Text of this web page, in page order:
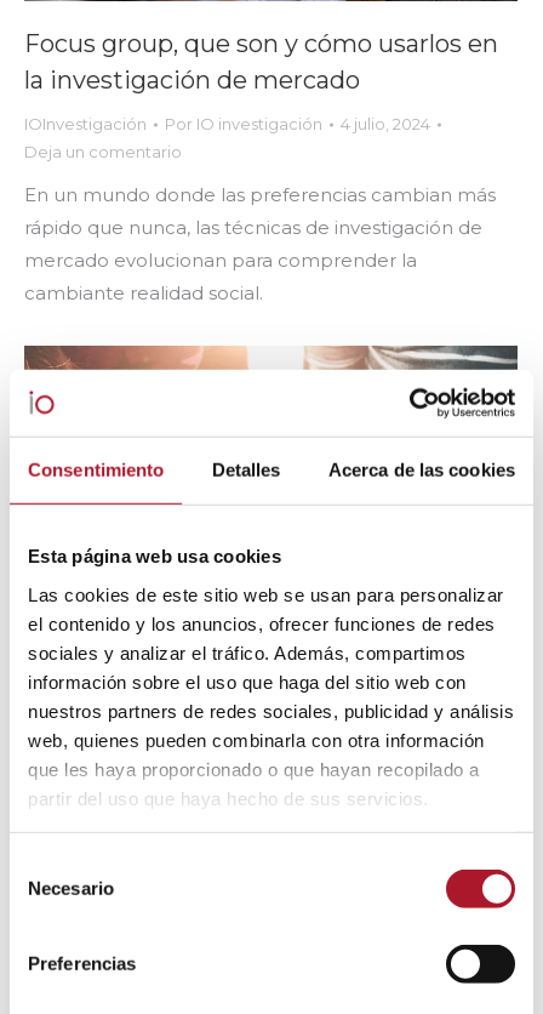
Consentimiento Detalles Acerca de las cookies
Esta página web usa cookies
Las cookies de este sitio web se usan para personalizar
el contenido y los anuncios, ofrecer funciones de redes
sociales y analizar el tráfico. Además, compartimos
información sobre el uso que haga del sitio web con
nuestros partners de redes sociales, publicidad y análisis
web, quienes pueden combinarla con otra información
que les haya proporcionado o que hayan recopilado a
partir del uso que haya hecho de sus servicios.
Necesario
Preferencias
Focus group, que son y cómo usarlos en
la investigación de mercado
IOInvestigación Por IO investigación
4 julio, 2024
Deja un comentario
En un mundo donde las preferencias cambian más
rápido que nunca, las técnicas de investigación de
mercado evolucionan para comprender la
cambiante realidad social.
Estudios: Aumentan los problemas de
salud mental en los centros educativos
IOInvestigación PorIO investigación
27 junio, 2024
En un mundo donde las preferencias cambian más
rápido que nunca, las técnicas de investigación de
cambiante realidad social.